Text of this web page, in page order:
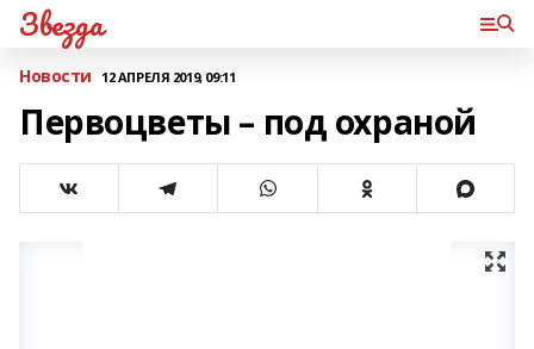
Звезда
Новости 12 АПРЕЛЯ 2019, 09:11
Первоцветы – под охраной